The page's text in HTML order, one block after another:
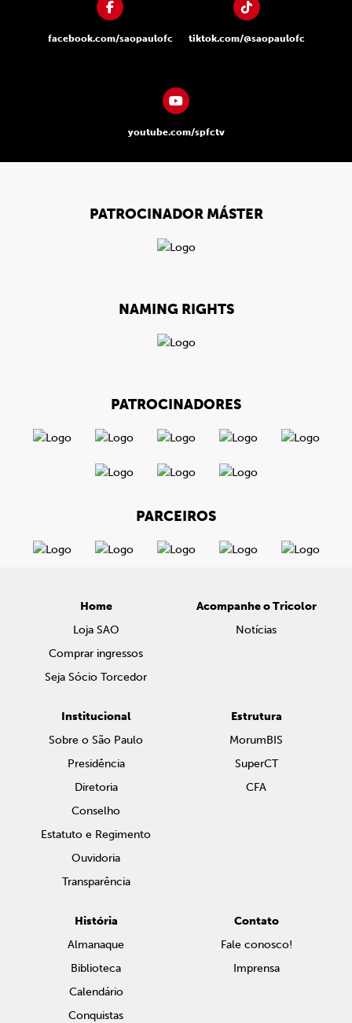
facebook.com/saopaulofc tiktok.com/@saopaulofc
youtube.com/spfctv
PATROCINADOR MÁSTER
NAMING RIGHTS
PATROCINADORES
PARCEIROS
Home
Loja SAO
Comprar ingressos
Seja Sócio Torcedor
Acompanhe o Tricolor
Notícias
Institucional
Sobre o São Paulo
Presidência
Diretoria
Conselho
Estatuto e Regimento
Ouvidoria
Transparência
Estrutura
MorumBIS
SuperCT
CFA
História
Almanaque
Biblioteca
Calendário
Conquistas
Contato
Fale conosco!
Imprensa